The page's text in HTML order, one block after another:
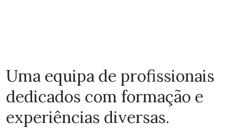
Uma equipa de profissionais
dedicados com formação e
experiências diversas.